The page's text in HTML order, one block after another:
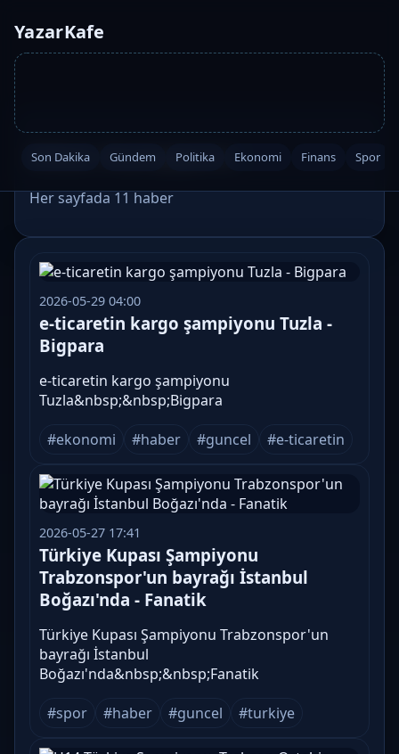
YazarKafe
Son Dakika Gündem Politika Ekonomi Finans Spor
Etiket: #sampiyonu
Her sayfada 11 haber
2026-05-29 04:00
e-ticaretin kargo şampiyonu Tuzla -
Bigpara
e-ticaretin kargo şampiyonu
Tuzla&nbsp;&nbsp;Bigpara
#ekonomi
#haber #guncel #e-ticaretin
2026-05-27 17:41
Türkiye Kupası Şampiyonu
Trabzonspor'un bayrağı İstanbul
Boğazı'nda - Fanatik
Türkiye Kupası Şampiyonu Trabzonspor'un
bayrağı İstanbul
Boğazı'nda&nbsp;&nbsp;Fanatik
#spor
#haber #guncel #turkiye